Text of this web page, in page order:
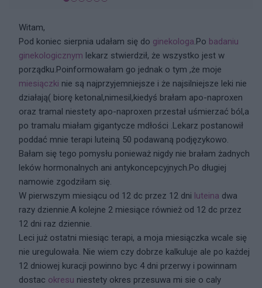
Witam,
Pod koniec sierpnia udałam się do ginekologa.Po badaniu
ginekologicznym lekarz stwierdził, że wszystko jest w
porządku.Poinformowałam go jednak o tym ,że moje
miesiączki nie są najprzyjemniejsze i że najsilniejsze leki nie
działają( biorę ketonal,nimesil,kiedyś brałam apo-naproxen
oraz tramal niestety apo-naproxen przestał uśmierzać ból,a
po tramalu miałam gigantycze mdłości .Lekarz postanowił
poddać mnie terapi luteiną 50 podawaną podjęzykowo.
Bałam się tego pomysłu ponieważ nigdy nie brałam żadnych
leków hormonalnych ani antykoncepcyjnych.Po długiej
namowie zgodziłam się.
W pierwszym miesiącu od 12 dc przez 12 dni luteina dwa
razy dziennie.A kolejne 2 miesiące również od 12 dc przez
12 dni raz dziennie.
Leci już ostatni miesiąc terapi, a moja miesiączka wcale się
nie uregulowała. Nie wiem czy dobrze kalkuluje ale po każdej
12 dniowej kuracji powinno byc 4 dni przerwy i powinnam
dostac okresu niestety okres przesuwa mi sie o caly